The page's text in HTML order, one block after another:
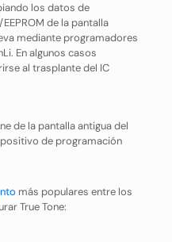
los datos de
de la pantalla
mediante programadores
En algunos casos
al trasplante del IC
más populares entre los
True Tone: